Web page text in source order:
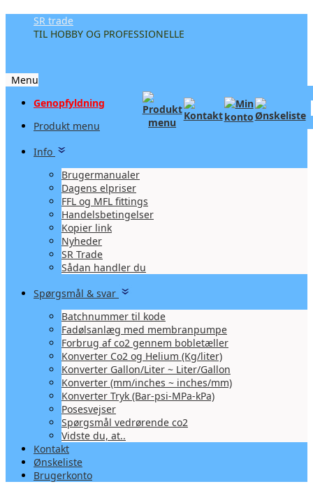
SR trade
TIL HOBBY OG PROFESSIONELLE
Menu
Videre
indhold
Genopfyldning
Produkt menu
Info
Brugermanualer
Dagens elpriser
FFL og MFL fittings
Handelsbetingelser
Kopier link
Nyheder
SR Trade
Sådan handler du
Spørgsmål & svar
Batchnummer til kode
Fadølsanlæg med membranpumpe
Forbrug af co2 gennem bobletæller
Konverter Co2 og Helium (Kg/liter)
Konverter Gallon/Liter ~ Liter/Gallon
Konverter (mm/inches ~ inches/mm)
Konverter Tryk (Bar-psi-MPa-kPa)
Posesvejser
Spørgsmål vedrørende co2
Vidste du, at..
Kontakt
Ønskeliste
Brugerkonto